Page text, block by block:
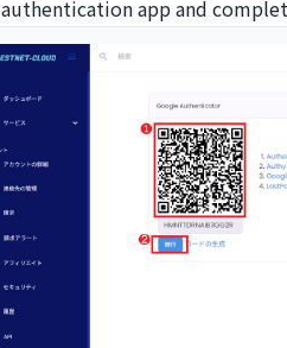
authentication app and